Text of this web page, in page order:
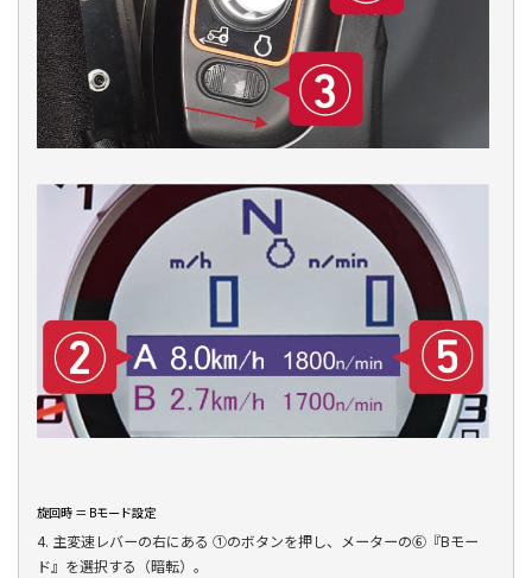
旋回時 ＝ Bモード設定
4. 主変速レバーの右にある ①のボタンを押し、メーターの⑥『Bモー
ド』を選択する（暗転）。